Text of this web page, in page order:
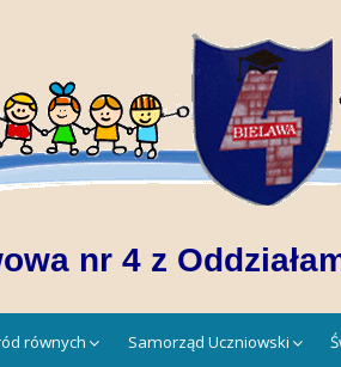
nr 4 z
równych Samorząd Uczniowski